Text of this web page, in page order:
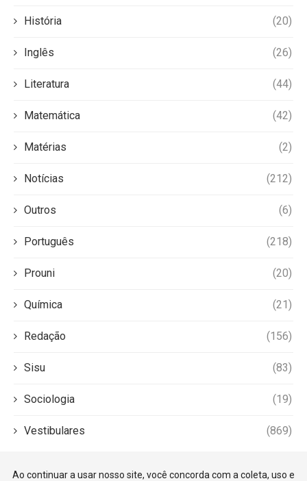
História (20)
Inglês (26)
Literatura (44)
Matemática (42)
Matérias (2)
Notícias (212)
Outros (6)
Português (218)
Prouni (20)
Química (21)
Redação (156)
Sisu (83)
Sociologia (19)
Vestibulares (869)
Ao continuar a usar nosso site, você concorda com a coleta, uso e